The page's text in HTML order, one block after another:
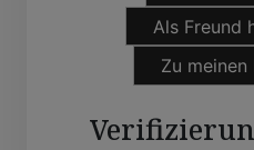
Als Freund
Zu meinen